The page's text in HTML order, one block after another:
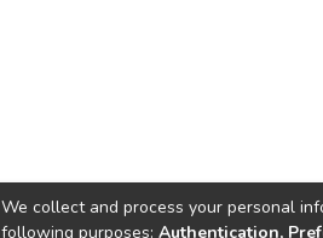
We collect and process your personal
following purposes: Authentication,